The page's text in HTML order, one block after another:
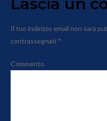
Il tuo indirizzo email non sarà
contrassegnati *
Commento